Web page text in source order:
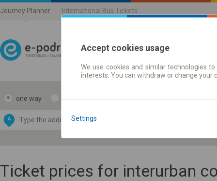
Journey Planner International Bus Tickets
Journey planner |
one way return
A
by
OpenStreetMap
Ticket prices for interurban
Accept cookies usage
We use cookies and similar technologies
interests. You can withdraw or change
Settings